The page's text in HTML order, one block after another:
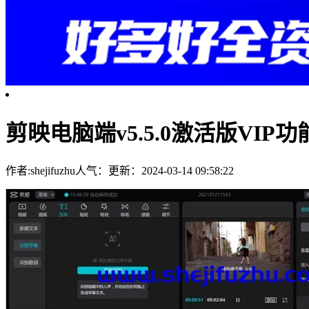
剪映电脑端v5.5.0激活版VIP功
作者:shejifuzhu人气： 更新：2024-03-14 09:58:22